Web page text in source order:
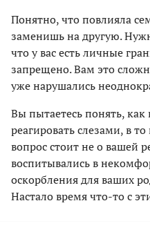
Понятно, что повлияла
заменишь на другую.
что у вас есть личные
запрещено. Вам это
уже нарушались
Вы пытаетесь понять,
реагировать слезами, в
вопрос стоит не о вашей
воспитывались в
оскорбления для ваших
Настало время что-то с